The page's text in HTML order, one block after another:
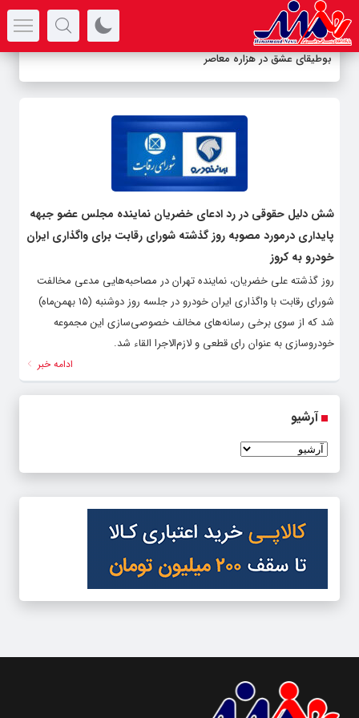
بوطیقای عشق در هزاره معاصر
شش دلیل حقوقی در رد ادعای خضریان نماینده مجلس عضو جبهه
پایداری درمورد مصوبه روز گذشته شورای رقابت برای واگذاری ایران
خودرو به کروز
روز گذشته علی خضریان، نماینده تهران در مصاحبه‌هایی مدعی مخالفت
شورای رقابت با واگذاری ایران خودرو در جلسه روز دوشنبه (۱۵ بهمن‌ماه)
شد که از سوی برخی رسانه‌های مخالف خصوصی‌سازی این مجموعه
خودروسازی به عنوان رای قطعی و لازم‌الاجرا القاء شد.
ادامه خبر
آرشیو